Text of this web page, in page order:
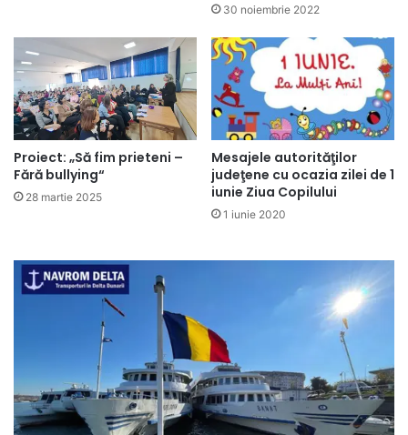
30 noiembrie 2022
Proiect: „Să fim prieteni –
Fără bullying“
28 martie 2025
Mesajele autorităţilor
judeţene cu ocazia zilei de 1
iunie Ziua Copilului
1 iunie 2020